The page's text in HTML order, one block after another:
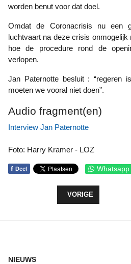
worden benut voor dat doel.
Omdat de Coronacrisis nu een goede inschatting van de
luchtvaart na deze crisis
hoe de procedure rond de
verlopen.
Jan Paternotte besluit : “regeren is niet speculeren, dus dat
moeten we vooral niet doen”.
Audio fragment(en)
Interview Jan Paternotte
Foto: Harry Kramer - LOZ
f Deel Whatsapp
VORIG ARTIKEL:
VORIGE
NIEUWS